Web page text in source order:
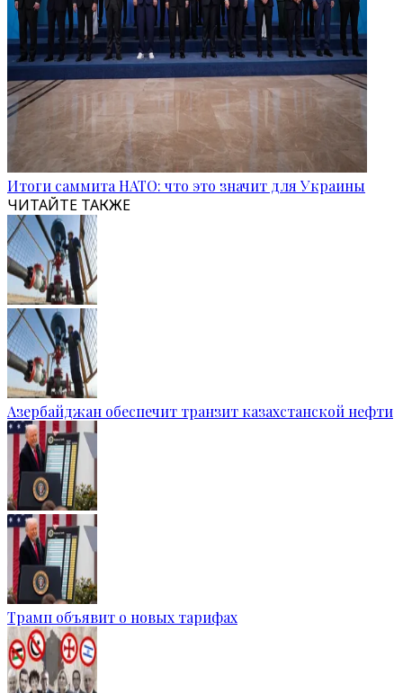
Итоги саммита НАТО: что это значит для Украины
ЧИТАЙТЕ ТАКЖЕ
Азербайджан обеспечит транзит казахстанской нефти
Трамп объявит о новых тарифах